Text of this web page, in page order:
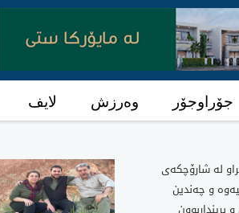
جۆراوجۆر وەرزش لایف
لە شارۆچکەی
و چەندین